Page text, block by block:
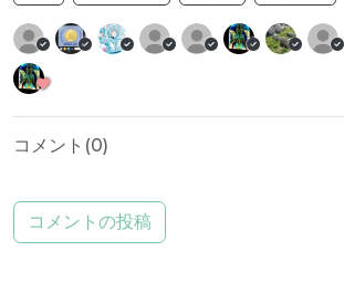
コメント(0)
コメントの投稿